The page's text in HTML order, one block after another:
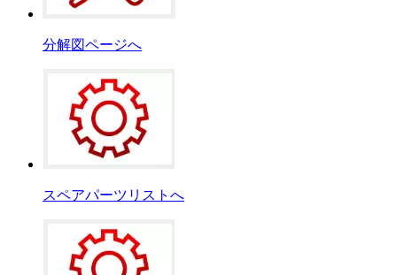
分解図ページへ
スペアパーツリストへ